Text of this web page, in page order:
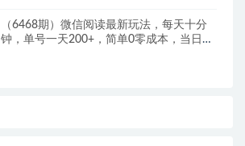
（6468期）微信阅读最新玩法，每天十分
钟，单号一天200+，简单0零成本，当日提